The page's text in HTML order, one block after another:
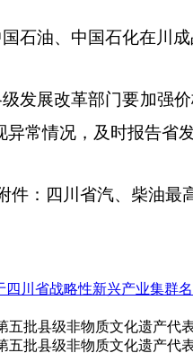
石油、中国石化在川
级发展改革部门要加强
异常情况，及时报告省
件：四川省汽、柴油最
四川省战略性新兴产业集群
五批县级非物质文化遗产代
五批县级非物质文化遗产代